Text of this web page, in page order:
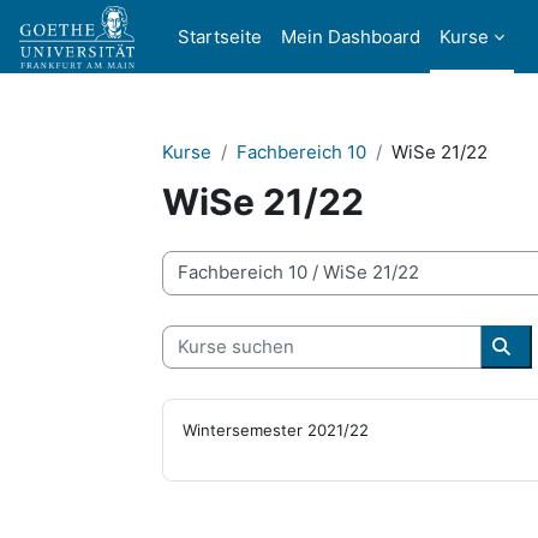
Zum Hauptinhalt
Startseite
Mein Dashboard Kurse
Kurse Fachbereich 10 WiSe 21/22
WiSe 21/22
Kursbereiche
Kurse suchen
Wintersemester 2021/22